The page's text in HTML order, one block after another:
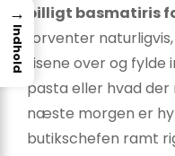
billigt basmatiris
forventer
risene over og
pasta eller hvad der
næste morgen er
butikschefen ramt
→
Indhold